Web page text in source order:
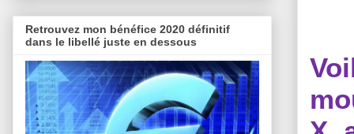
Retrouvez mon bénéfice 2020 définitif
dans le libellé juste en dessous